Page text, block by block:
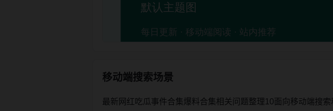
移动端搜索场景
最新网红吃瓜事件合集爆料合集相关问题整理10面向移动端搜